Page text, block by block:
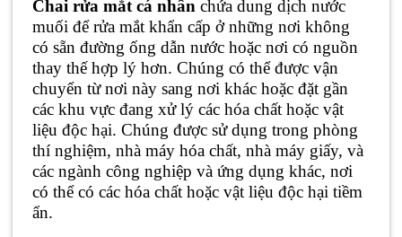
Chai rửa mắt cá nhân chứa dung dịch nước
muối để rửa mắt khẩn cấp ở những nơi không
có sẵn đường ống dẫn nước hoặc nơi có nguồn
thay thế hợp lý hơn. Chúng có thể được vận
chuyển từ nơi này sang nơi khác hoặc đặt gần
các khu vực đang xử lý các hóa chất hoặc vật
liệu độc hại. Chúng được sử dụng trong phòng
thí nghiệm, nhà máy hóa chất, nhà máy giấy, và
các ngành công nghiệp và ứng dụng khác, nơi
có thể có các hóa chất hoặc vật liệu độc hại tiềm
ẩn.